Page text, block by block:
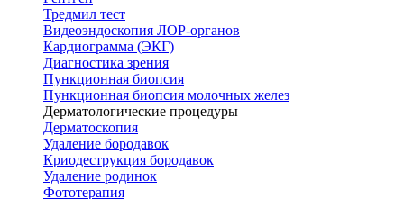
Тредмил тест
Видеоэндоскопия ЛОР-органов
Кардиограмма (ЭКГ)
Диагностика зрения
Пункционная биопсия
Пункционная биопсия молочных желез
Дерматологические процедуры
Дерматоскопия
Удаление бородавок
Криодеструкция бородавок
Удаление родинок
Фототерапия